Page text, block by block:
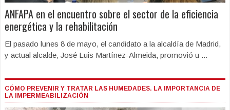
ANFAPA en el encuentro sobre el sector de la eficiencia
energética y la rehabilitación
El pasado lunes 8 de mayo, el candidato a la alcaldía de Madrid,
y actual alcalde, José Luis Martínez-Almeida, promovió u ...
CÓMO PREVENIR Y TRATAR LAS HUMEDADES. LA IMPORTANCIA DE
LA IMPERMEABILIZACIÓN